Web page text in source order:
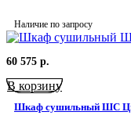
Наличие по запросу
60 575 р.
В корзину
Шкаф сушильный ШС